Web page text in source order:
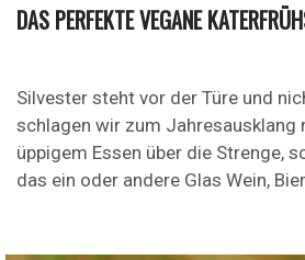
DAS PERFEKTE VEGANE
Silvester steht vor der Türe und
schlagen wir zum Jahresausklang
üppigem Essen über die Strenge,
das ein oder andere Glas Wein,